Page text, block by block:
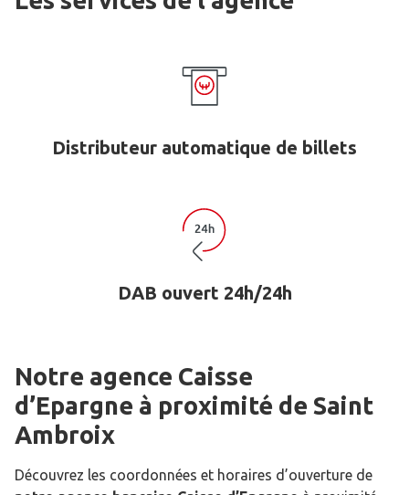
Distributeur automatique de billets
DAB ouvert 24h/24h
Notre agence Caisse
d’Epargne à proximité de Saint
Ambroix
Découvrez les coordonnées et horaires d’ouverture de